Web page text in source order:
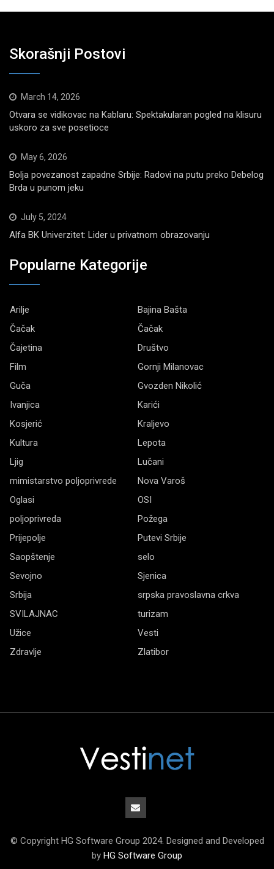
Skorašnji Postovi
March 14, 2026
Otvara se vidikovac na Kablaru: Spektakularan pogled na klisuru
uskoro za sve posetioce
May 6, 2026
Bolja povezanost zapadne Srbije: Radovi na putu preko Debelog
Brda u punom jeku
July 5, 2024
Alfa BK Univerzitet: Lider u privatnom obrazovanju
Popularne Kategorije
Arilje
Bajina Bašta
Čačak
Čačak
Čajetina
Društvo
Film
Gornji Milanovac
Guča
Gvozden Nikolić
Ivanjica
Karići
Kosjerić
Kraljevo
Kultura
Lepota
Ljig
Lučani
mimistarstvo poljoprivrede
Nova Varoš
Oglasi
OSI
poljoprivreda
Požega
Prijepolje
Putevi Srbije
Saopštenje
selo
Sevojno
Sjenica
Srbija
srpska pravoslavna crkva
SVILAJNAC
turizam
Užice
Vesti
Zdravlje
Zlatibor
© Copyright HG Software Group 2024. Designed and Developed
by HG Software Group